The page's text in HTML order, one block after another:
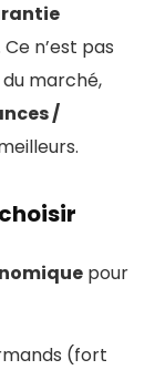
Ce n’est pas
marché,
/
pour
(fort